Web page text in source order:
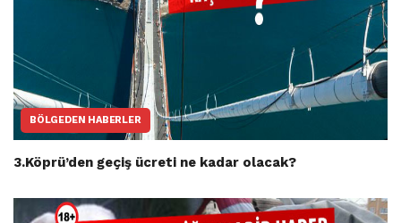
BÖLGEDEN HABERLER
3.Köprü’den geçiş ücreti ne kadar olacak?